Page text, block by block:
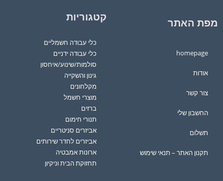
מפת האתר
homepage
אודות
צור קשר
החשבון שלי
תשלום
תקנון האתר – תנאי שימוש
קטגוריות
כלי עבודה חשמליים
כלי עבודה ידניים
סולמות/שינוע/איחסון
גינון והשקייה
מקלחונים
מוצרי חשמל
ברזים
תנורי חימום
אביזרים סניטריים
אביזרים לחדר שירותים
ארונות אמבטיה
תחזוקת הבית וניקיון